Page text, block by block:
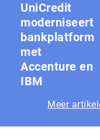
UniCredit
moderniseert
bankplatform
met
Accenture en
IBM
Meer